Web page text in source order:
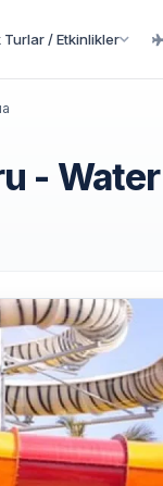
Turlar / Etkinlikler
-